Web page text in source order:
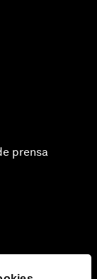
prensa